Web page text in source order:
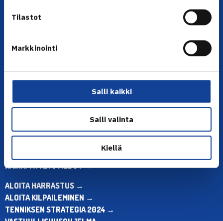
Tilastot
Markkinointi
Salli kaikki
Salli valinta
Kiellä
Toimiston puhelinajat:
Muina aikoina olkaa yhteydessä
sähköpostitse: toimisto@tennis.fi
KAIKKI YHTEYSTIEDOT →
ALOITA HARRASTUS →
ALOITA KILPAILEMINEN →
TENNIKSEN STRATEGIA 2024 →